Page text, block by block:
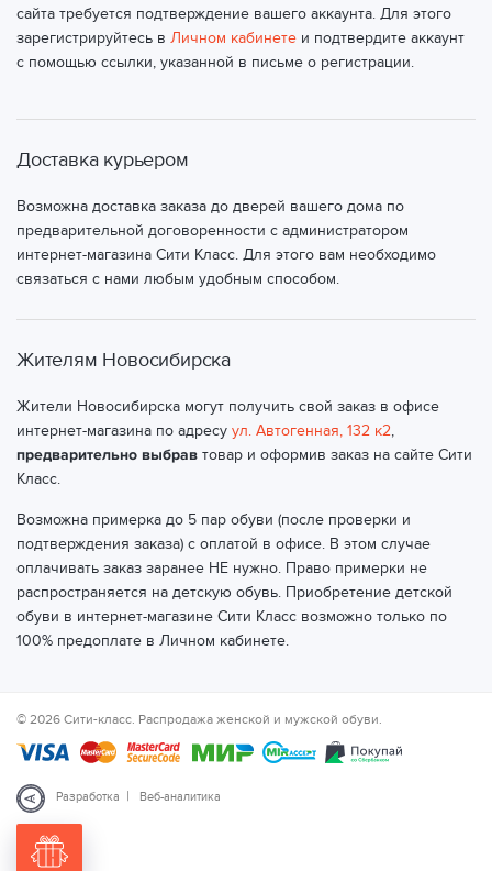
сайта требуется подтверждение вашего аккаунта. Для этого
зарегистрируйтесь в Личном кабинете и подтвердите аккаунт
с помощью ссылки, указанной в письме о регистрации.
Доставка курьером
Возможна доставка заказа до дверей вашего дома по
предварительной договоренности с администратором
интернет-магазина Сити Класс. Для этого вам необходимо
связаться с нами любым удобным способом.
Жителям Новосибирска
Жители Новосибирска могут получить свой заказ в офисе
интернет-магазина по адресу ул. Автогенная, 132 к2,
предварительно выбрав товар и оформив заказ на сайте Сити
Класс.
Возможна примерка до 5 пар обуви (после проверки и
подтверждения заказа) с оплатой в офисе. В этом случае
оплачивать заказ заранее НЕ нужно. Право примерки не
распространяется на детскую обувь. Приобретение детской
обуви в интернет-магазине Сити Класс возможно только по
100% предоплате в Личном кабинете.
© 2026 Сити-класс. Распродажа женской и мужской обуви.
Разработка | Веб-аналитика